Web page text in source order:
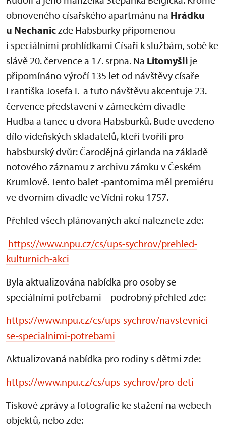
obnoveného císařského apartmánu na Hrádku
u Nechaniczde Habsburky připomenou
i speciálními prohlídkami Císaři k službám, sobě ke
slávě 20. července a 17. srpna. Na Litomyšli je
připomínáno výročí 135 let od návštěvy císaře
Františka Josefa I. a tuto návštěvu akcentuje 23.
července představení v zámeckém divadle -
Hudba a tanec u dvora Habsburků. Bude uvedeno
dílo vídeňských skladatelů, kteří tvořili pro
habsburský dvůr: Čarodějná girlanda na základě
notového záznamu z archivu zámku v Českém
Krumlově. Tento balet -pantomima měl premiéru
ve dvorním divadle ve Vídni roku 1757.
Přehled všech plánovaných akcí naleznete zde:
https://www.npu.cz/cs/ups-sychrov/prehled-
kulturnich-akci
Byla aktualizována nabídka pro osoby se
speciálními potřebami – podrobný přehled zde:
https://www.npu.cz/cs/ups-sychrov/navstevnici-
se-specialnimi-potrebami
Aktualizovaná nabídka pro rodiny s dětmi zde:
https://www.npu.cz/cs/ups-sychrov/pro-deti
Tiskové zprávy a fotografie ke stažení na webech
objektů, nebo zde: